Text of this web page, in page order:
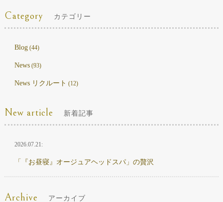
Category カテゴリー
Blog(44)
News(93)
News リクルート (12)
New article 新着記事
2026.07.21:
「『お昼寝』オージュアヘッドスパ」の贅沢
Archive アーカイブ